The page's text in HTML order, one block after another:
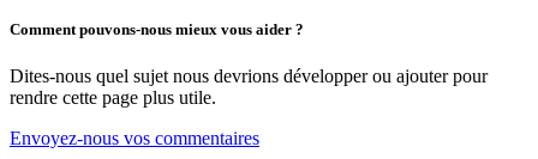
Comment pouvons-nous mieux vous aider ?
Dites-nous quel sujet nous devrions développer ou ajouter pour
rendre cette page plus utile.
Envoyez-nous vos commentaires